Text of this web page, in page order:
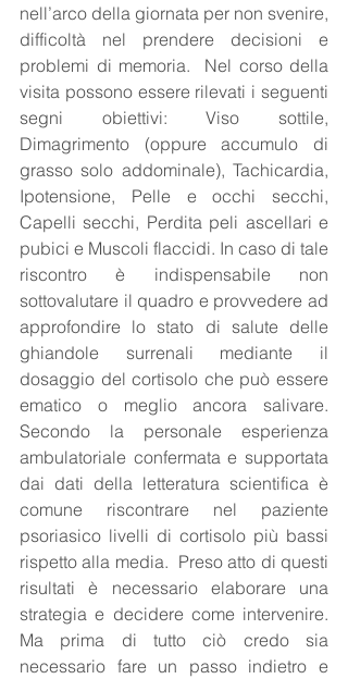
nell’arco della giornata per non svenire,
difficoltà nel prendere decisioni e
problemi di memoria.  Nel corso della
visita possono essere rilevati i seguenti
segni obiettivi: Viso sottile,
Dimagrimento (oppure accumulo di
grasso solo addominale), Tachicardia,
Ipotensione, Pelle e occhi secchi,
Capelli secchi, Perdita peli ascellari e
pubici e Muscoli flaccidi. In caso di tale
riscontro è indispensabile non
sottovalutare il quadro e provvedere ad
approfondire lo stato di salute delle
ghiandole surrenali mediante il
dosaggio del cortisolo che può essere
ematico o meglio ancora salivare.
Secondo la personale esperienza
ambulatoriale confermata e supportata
dai dati della letteratura scientifica è
comune riscontrare nel paziente
psoriasico livelli di cortisolo più bassi
rispetto alla media.  Preso atto di questi
risultati è necessario elaborare una
strategia e decidere come intervenire.
Ma prima di tutto ciò credo sia
necessario fare un passo indietro e